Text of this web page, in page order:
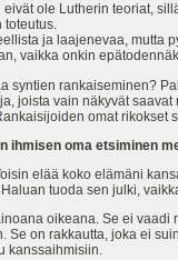
ole Lutherin teoriat, sillä
toteutus.
ja laajenevaa, mutta
vaikka onkin
rankaiseminen?
joista vain näkyvät
omat rikokset
ihmisen oma etsiminen
elää koko elämäni
tuoda sen julki,
oikeana. Se ei vaadi
Se on rakkautta, joka ei
kanssaihmisiin.